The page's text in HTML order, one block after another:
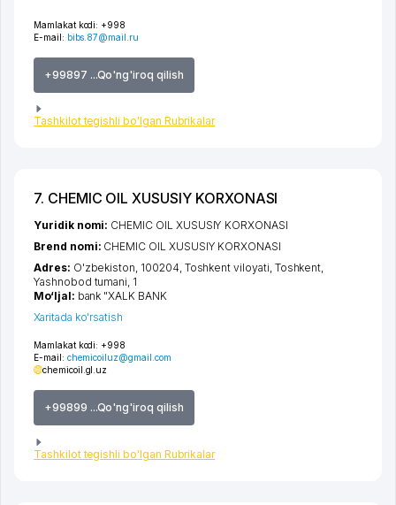
Mamlakat kodi: +998
E-mail: bibs.87@mail.ru
+99897 ...Qo'ng'iroq qilish
Tashkilot tegishli bo'lgan Rubrikalar
7. CHEMIC OIL XUSUSIY KORXONASI
Mamlakat kodi: +998
E-mail: chemicoiluz@gmail.com
chemicoil.gl.uz
+99899 ...Qo'ng'iroq qilish
Tashkilot tegishli bo'lgan Rubrikalar
Yuridik nomi: CHEMIC OIL XUSUSIY KORXONASI
Brend nomi: CHEMIC OIL XUSUSIY KORXONASI
Adres: O'zbekiston, 100204, Toshkent viloyati, Toshkent,
Yashnobod tumani, 1
Mo‘ljal: bank "XALK BANK
Xaritada ko'rsatish